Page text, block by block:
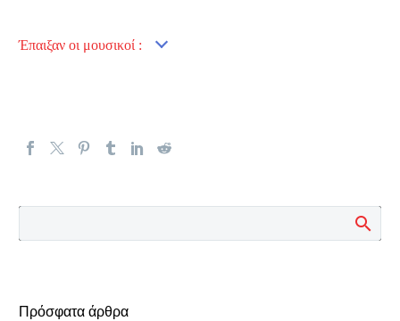
Έπαιξαν οι μουσικοί :
Πρόσφατα άρθρα